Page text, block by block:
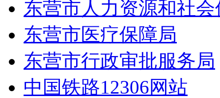
东营市人力资源和社
东营市医疗保障局
东营市行政审批服务局
中国铁路12306网站